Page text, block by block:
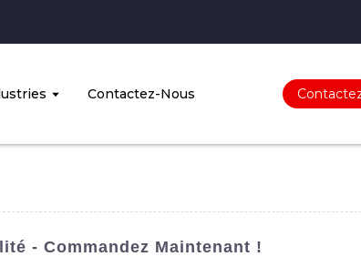
Contactez-Nous
- Commandez Maintenant !